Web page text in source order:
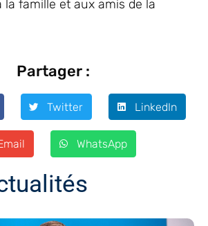
la famille et aux amis de la
Partager :
Twitter LinkedIn
WhatsApp